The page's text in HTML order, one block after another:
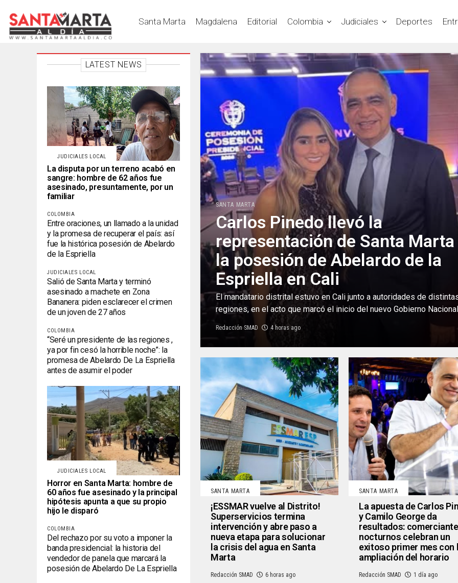
Santa Marta Magdalena Editorial Colombia Judiciales Deportes
SANTA MARTA
Carlos Pinedo llevó la
representación de Santa Marta
la posesión de Abelardo de la
Espriella en Cali
El mandatario distrital estuvo en Cali junto a autoridades de
regiones, en el acto que marcó el inicio del nuevo Gobierno Nacional
Redacción SMAD 4 horas ago
SANTA MARTA
¡ESSMAR vuelve al Distrito!
Superservicios termina
intervención y abre paso a
nueva etapa para solucionar
la crisis del agua en Santa
Marta
Redacción SMAD 6 horas ago
SANTA MARTA
La apuesta de Carlos
y Camilo George da
resultados:
nocturnos celebran un
exitoso primer mes con
ampliación del horario
Redacción SMAD 1 día ago
LATEST NEWS
JUDICIALES LOCAL
La disputa por un terreno acabó en
sangre: hombre de 62 años fue
asesinado, presuntamente, por un
familiar
COLOMBIA
Entre oraciones, un llamado a la unidad
y la promesa de recuperar el país: así
fue la histórica posesión de Abelardo
de la Espriella
JUDICIALES LOCAL
Salió de Santa Marta y terminó
asesinado a machete en Zona
Bananera: piden esclarecer el crimen
de un joven de 27 años
COLOMBIA
“Seré un presidente de las regiones ,
ya por fin cesó la horrible noche”: la
promesa de Abelardo De La Espriella
antes de asumir el poder
JUDICIALES LOCAL
Horror en Santa Marta: hombre de
60 años fue asesinado y la principal
hipótesis apunta a que su propio
hijo le disparó
COLOMBIA
Del rechazo por su voto a imponer la
banda presidencial: la historia del
vendedor de panela que marcará la
posesión de Abelardo De La Espriella